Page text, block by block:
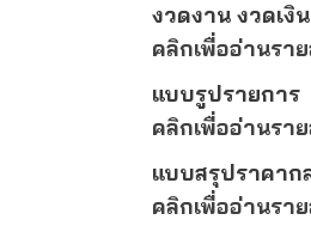
งวดงาน งวดเงิ
คลิกเพื่ออ่านราย
แบบรูปรายการ
คลิกเพื่ออ่านราย
แบบสรุปราคาก
คลิกเพื่ออ่านราย